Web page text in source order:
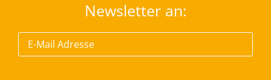
Newsletter an: